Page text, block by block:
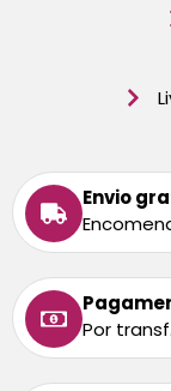
Envio
Por